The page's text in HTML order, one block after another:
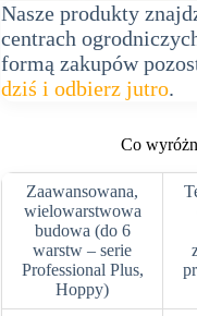
Nasze produkty
centrach
formą zakupów
dziś i odbierz jutro.
Co
Zaawansowana,
wielowarstwowa
budowa (do 6
warstw – serie
Professional Plus,
Hoppy)